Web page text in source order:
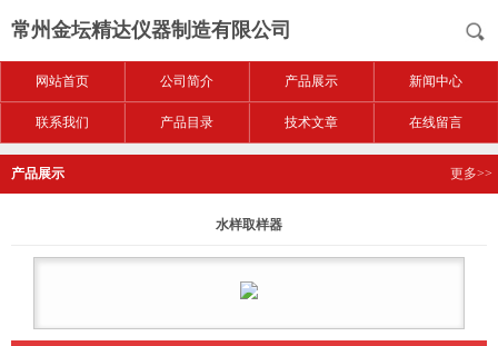
常州金坛精达仪器制造有限公司
网站首页 公司简介 产品展示 新闻中心
联系我们 产品目录 技术文章 在线留言
产品展示 更多>>
水样取样器